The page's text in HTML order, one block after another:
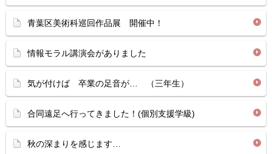
青葉区美術科巡回作品展 開催中！
情報モラル講演会がありました
気が付けば 卒業の足音が… （三年生）
合同遠足へ行ってきました！(個別支援学級)
秋の深まりを感じます…